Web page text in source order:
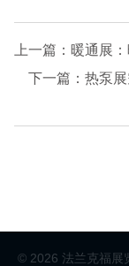
上一篇：暖通展
下一篇：热泵
© 2026 法兰克福展